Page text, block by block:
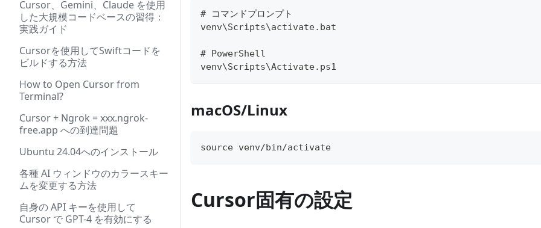
Cursor、Gemini、Claude を使用
した大規模コードベースの習得：
実践ガイド
Cursorを使用してSwiftコードを
ビルドする方法
How to Open Cursor from
Terminal?
Cursor + Ngrok = xxx.ngrok-
free.app への到達問題
Ubuntu 24.04へのインストール
各種 AI ウィンドウのカラースキー
ムを変更する方法
自身の API キーを使用して
Cursor で GPT-4 を有効にする
# コマンドプロンプト
venv\Scripts\activate.bat
# PowerShell
venv\Scripts\Activate.ps1
macOS/Linux
source venv/bin/activate
Cursor固有の設定